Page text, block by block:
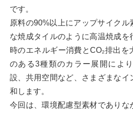
です。
原料の90%以上にアップサイクル
な焼成タイルのように高温焼成を
時のエネルギー消費とCO₂排出を
のある3種類のカラー展開によ
設、共用空間など、さまざまなイ
和します。
今回は、環境配慮型素材でありな